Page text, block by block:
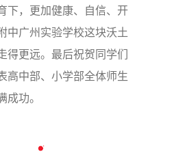
下，更加健康、自信、开
中广州实验学校这块沃土
得更远。最后祝贺同学们
高中部、小学部全体师生
功。